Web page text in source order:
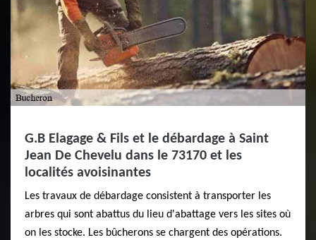
G.B Elagage & Fils et le débardage à Saint
Jean De Chevelu dans le 73170 et les
localités avoisinantes
Les travaux de débardage consistent à transporter les
arbres qui sont abattus du lieu d'abattage vers les sites où
on les stocke. Les bûcherons se chargent des opérations.